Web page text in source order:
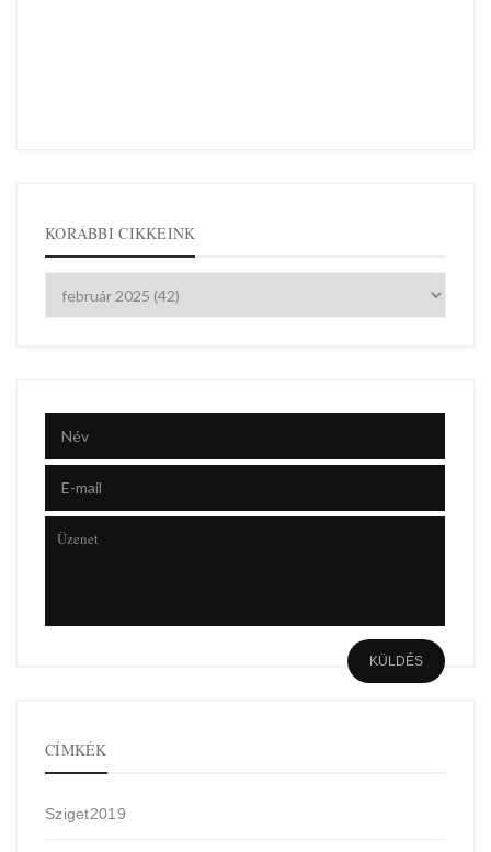
KORÁBBI CIKKEINK
CÍMKÉK
Sziget2019